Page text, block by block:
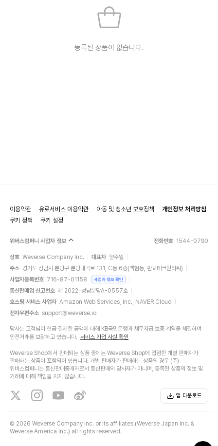
등록된 상품이 없습니다.
이용약관 유료서비스 이용약관 아동 및 청소년 보호정책
개인정보 처리방침
쿠키 정책
쿠키 설정
위버스컴퍼니 사업자 정보 전화번호 1544-0790
상호 Weverse Company Inc. 대표자 양주일
주소 경기도 성남시 분당구 분당내곡로 131, C동 6층(백현동, 판교테크원타워)
사업자등록번호 716-87-01158 사업자 정보 확인
통신판매업 신고번호 제 2022-성남분당A-0557호
호스팅 서비스 사업자 Amazon Web Services, Inc., NAVER Cloud
전자우편주소 support@weverse.io
당사는 고객님이 현금 결제한 금액에 대해 KB국민은행과 채무지급 보증 계약을 체결하여
안전거래를 보장하고 있습니다. 서비스 가입 사실 확인
Weverse Shop에서 판매되는 상품 중에는 Weverse Shop에 입점한 개별 판매자가
판매하는 상품이 포함되어 있습니다. 개별 판매자가 판매하는 상품의 경우 (주)
위버스컴퍼니는 통신판매중개자로서 통신판매의 당사자가 아니며, 등록된 상품의 정보 및
거래에 대해 책임을 지지 않습니다.
앱 다운로드
© 2026 Weverse Company Inc. or its affiliates (Weverse Japan Inc. &
Weverse America Inc.) all rights reserved.